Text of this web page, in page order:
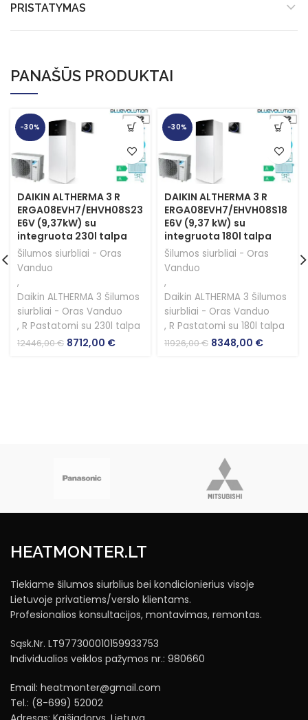
PRISTATYMAS
PANAŠŪS PRODUKTAI
-30%
DAIKIN ALTHERMA 3 R
ERGA08EVH7/EHVH08S23
E6V (9,37kW) su
integruota 230l talpa
Šilumos siurbliai - Oras
Vanduo
,
Daikin ALTHERMA 3 Šilumos
siurbliai - Oras Vanduo
, R Pastatomi su 230l talpa
12446,00€ Original
8712,00 €Current
-30%
DAIKIN ALTHERMA 3 R
ERGA08EVH7/EHVH08S18
E6V (9,37 kW) su
integruota 180l talpa
Šilumos siurbliai - Oras
Vanduo
,
Daikin ALTHERMA 3 Šilumos
siurbliai - Oras Vanduo
, R Pastatomi su 180l talpa
11926,00€ Original
8348,00 €Current
HEATMONTER.LT
Tiekiame šilumos siurblius bei kondicionierius visoje
Lietuvoje privatiems/verslo klientams.
Profesionalios konsultacijos, montavimas, remontas.
Sąsk.Nr. LT977300010159933753
Individualios veiklos pažymos nr.: 980660
Email: heatmonter@gmail.com
Tel.: (8-699) 52002